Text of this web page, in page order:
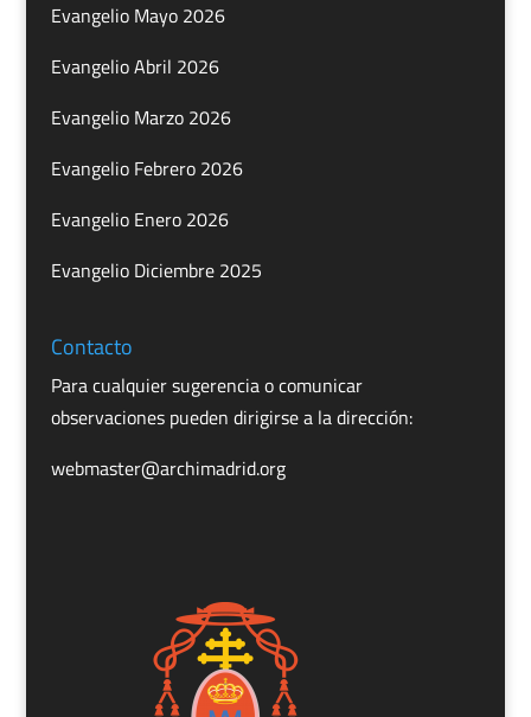
Evangelio Mayo 2026
Evangelio Abril 2026
Evangelio Marzo 2026
Evangelio Febrero 2026
Evangelio Enero 2026
Evangelio Diciembre 2025
Contacto
Para cualquier sugerencia o comunicar
observaciones pueden dirigirse a la dirección:
webmaster@archimadrid.org